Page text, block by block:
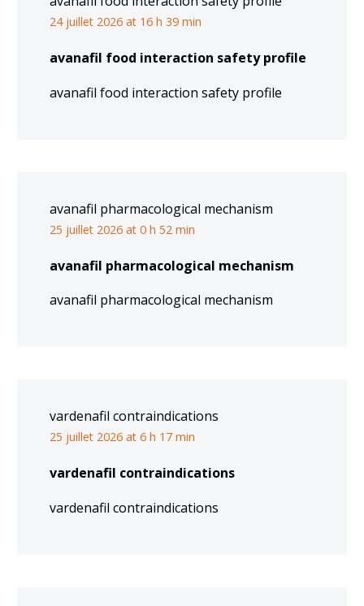
24 juillet 2026 at 16 h 39 min
avanafil food interaction safety profile
avanafil food interaction safety profile
avanafil pharmacological mechanism
25 juillet 2026 at 0 h 52 min
avanafil pharmacological mechanism
avanafil pharmacological mechanism
vardenafil contraindications
25 juillet 2026 at 6 h 17 min
vardenafil contraindications
vardenafil contraindications